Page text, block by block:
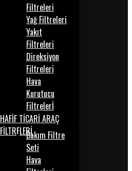
Filtreleri
Yağ Filtreleri
Yakıt
Filtreleri
Direksiyon
Filtreleri
Hava
Kurutucu
Filtrelerİ
HAFİF TİCARİ ARAÇ
FİLTRELERİBakım Filtre
Seti
Hava